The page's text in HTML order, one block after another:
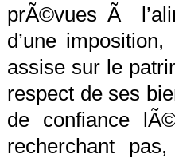
prÃ©vues Ã
d’une
assise sur le
respect de ses
de confiance
recherchant